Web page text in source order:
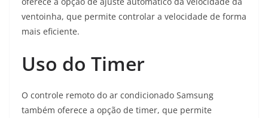
ventoinha, que permite controlar a velocidade de forma
mais eficiente.
Uso do Timer
O controle remoto do ar condicionado Samsung
também oferece a opção de timer, que permite